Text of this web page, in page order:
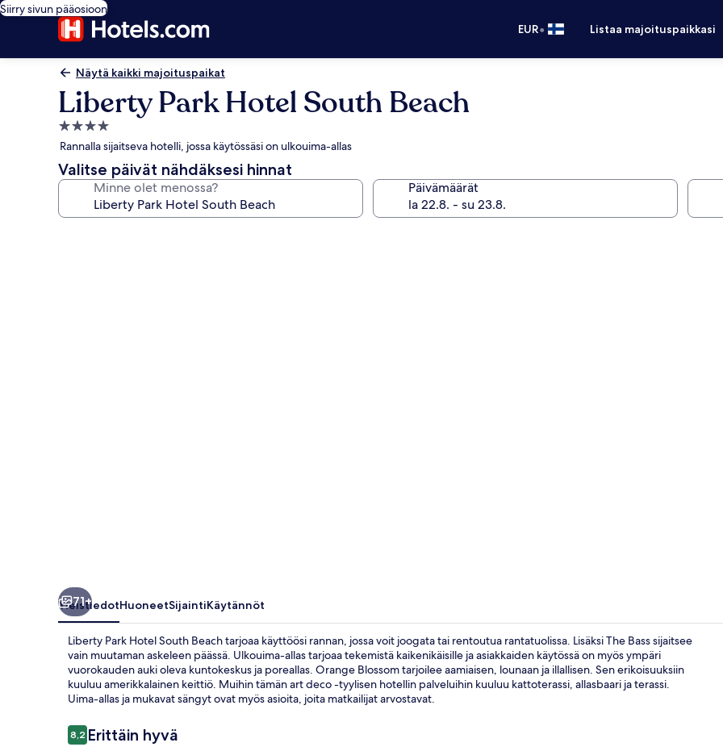
Siirry sivun pääosioon
EUR• Listaa majoituspaikkasi
Näytä kaikki majoituspaikat
Liberty Park Hotel South Beach
4.0
tähden
majoituspaikka
Rannalla sijaitseva hotelli, jossa käytössäsi on ulkouima-allas
Valitse päivät nähdäksesi hinnat
Minne olet menossa? Päivämäärät
Ulkouima-
71+
YleistiedotHuoneetSijaintiKäytännöt
Liberty Park Hotel South Beach tarjoaa käyttöösi rannan, jossa voit joogata tai rentoutua rantatuolissa. Lisäksi The Bass sijaitsee
vain muutaman askeleen päässä. Ulkouima-allas tarjoaa tekemistä kaikenikäisille ja asiakkaiden käytössä on myös ympäri
vuorokauden auki oleva kuntokeskus ja poreallas. Orange Blossom tarjoilee aamiaisen, lounaan ja illallisen. Sen erikoisuuksiin
kuuluu amerikkalainen keittiö. Muihin tämän art deco -tyylisen hotellin palveluihin kuuluu kattoterassi, allasbaari ja terassi.
Uima-allas ja mukavat sängyt ovat myös asioita, joita matkailijat arvostavat.
Arvostelut
8,28,2 kautta 10.
Erittäin hyvä